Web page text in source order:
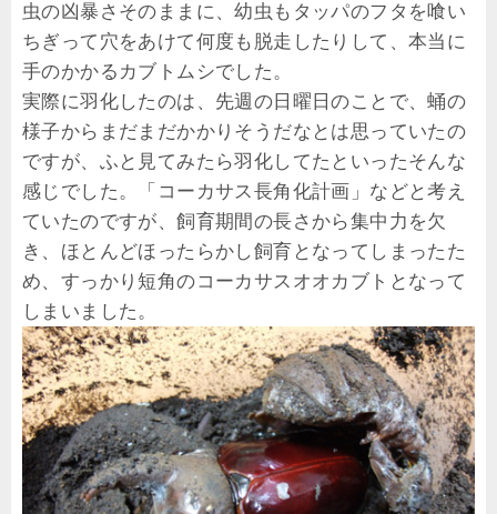
虫の凶暴さそのままに、幼虫もタッパのフタを喰い
ちぎって穴をあけて何度も脱走したりして、本当に
手のかかるカブトムシでした。
実際に羽化したのは、先週の日曜日のことで、蛹の
様子からまだまだかかりそうだなとは思っていたの
ですが、ふと見てみたら羽化してたといったそんな
感じでした。「コーカサス長角化計画」などと考え
ていたのですが、飼育期間の長さから集中力を欠
き、ほとんどほったらかし飼育となってしまったた
め、すっかり短角のコーカサスオオカブトとなって
しまいました。